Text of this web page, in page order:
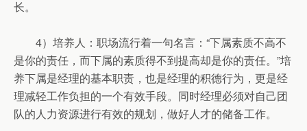
长。
4）培养人：职场流行着一句名言：“下属素质不高不
是你的责任，而下属的素质得不到提高却是你的责任。”培
养下属是经理的基本职责，也是经理的积德行为，更是经
理减轻工作负担的一个有效手段。同时经理必须对自己团
队的人力资源进行有效的规划，做好人才的储备工作。